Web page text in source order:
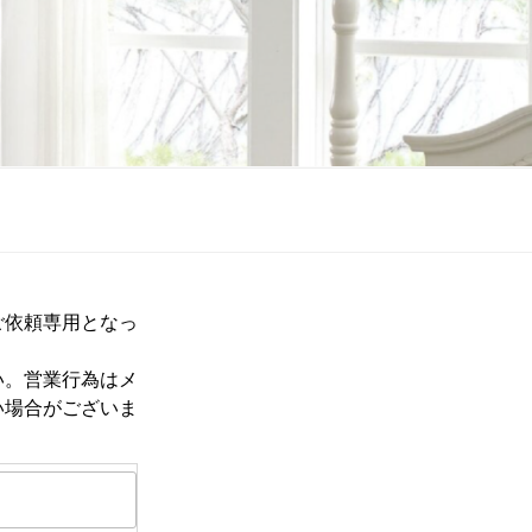
頼専用となっ
営業行為はメ
合がございま